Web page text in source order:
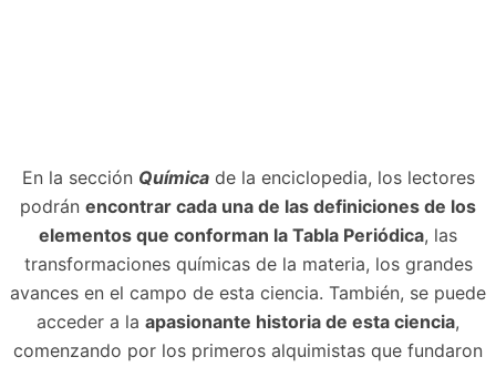
En la sección Químicade la enciclopedia, los lectores
podrán encontrar cada una de las definiciones de los
elementos que conforman la Tabla Periódica, las
transformaciones químicas de la materia, los grandes
avances en el campo de esta ciencia. También, se puede
acceder a la apasionante historia de esta ciencia,
comenzando por los primeros alquimistas que fundaron